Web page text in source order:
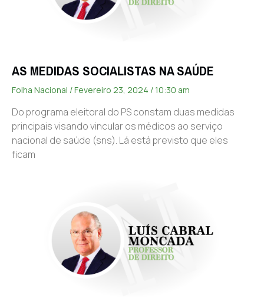
AS MEDIDAS SOCIALISTAS NA SAÚDE
Folha Nacional Fevereiro 23, 2024 10:30 am
Do programa eleitoral do PS constam duas medidas
principais visando vincular os médicos ao serviço
nacional de saúde (sns). Lá está previsto que eles
ficam